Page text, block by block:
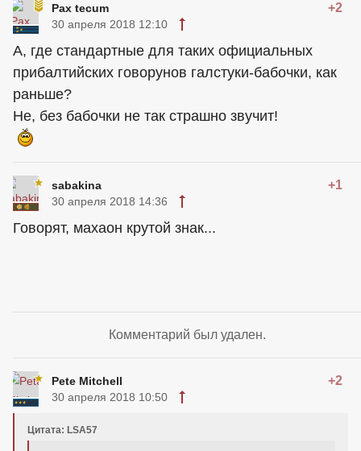
Pax tecum +2
30 апреля 2018 12:10
А, где стандартные для таких официальных
прибалтийских говорунов галстуки-бабочки, как
раньше?
Не, без бабочки не так страшно звучит!
sabakina +1
30 апреля 2018 14:36
Говорят, махаон крутой знак...
Комментарий был удален.
Pete Mitchell +2
30 апреля 2018 10:50
Цитата: LSA57